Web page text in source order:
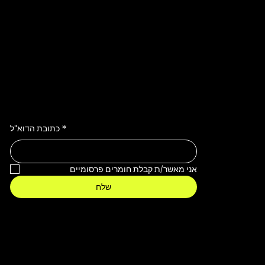
כתובת הדוא"ל *
אני מאשר/ת קבלת חומרים פרסומיים
שלח